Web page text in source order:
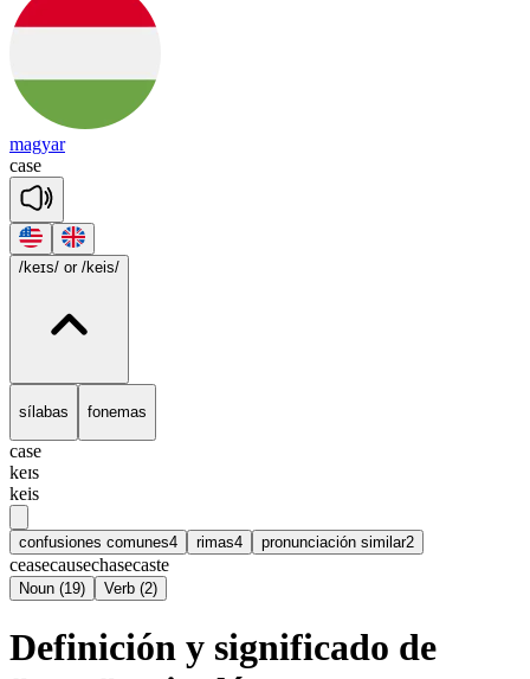
magyar
case
/keɪs/ or /keis/
sílabas fonemas
case
keɪs
keis
confusiones comunes4 rimas4 pronunciación similar2
ceasecausechasecaste
Noun (19) Verb (2)
Definición y significado de